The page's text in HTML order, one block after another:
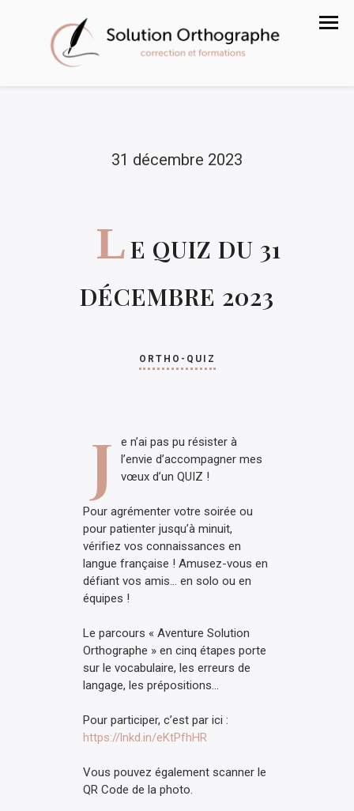
31 décembre 2023
LE QUIZ DU 31
DÉCEMBRE 2023
ORTHO-QUIZ
J
e n’ai pas pu résister à
l’envie d’accompagner mes
vœux d’un QUIZ !
Pour agrémenter votre soirée ou
pour patienter jusqu’à minuit,
vérifiez vos connaissances en
langue française ! Amusez-vous en
défiant vos amis… en solo ou en
équipes !
Le parcours « Aventure Solution
Orthographe » en cinq étapes porte
sur le vocabulaire, les erreurs de
langage, les prépositions…
Pour participer, c’est par ici :
https://lnkd.in/eKtPfhHR
Vous pouvez également scanner le
QR Code de la photo.